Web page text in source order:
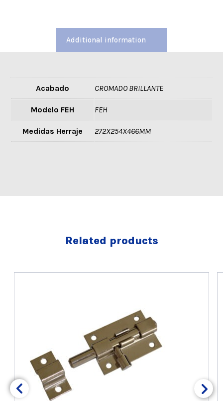
Additional information
Acabado CROMADO BRILLANTE
Modelo FEH FEH
Medidas Herraje 272X254X466MM
Related products